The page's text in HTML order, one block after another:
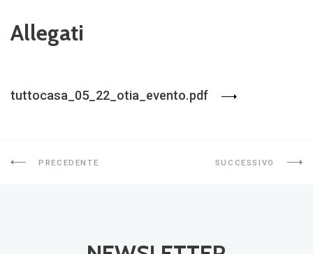
Allegati
tuttocasa_05_22_otia_evento.pdf
PRECEDENTE SUCCESSIVO